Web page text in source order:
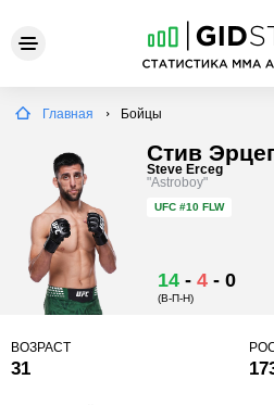
Главная Бойцы
Стив
Steve Erceg
"Astroboy"
UFC #10 FLW
14 - 4 - 0
(В-П-Н)
ВОЗРАСТ
31